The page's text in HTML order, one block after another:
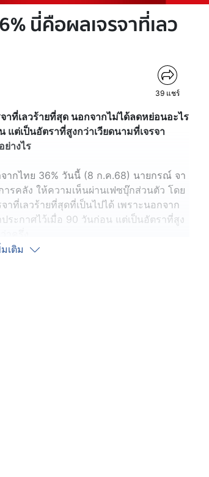
นี่คือผลเจรจาที่เลว
39 แชร์
าที่เลวร้ายที่สุด นอกจากไม่ได้ลดหย่อนอะไร
ต่เป็นอัตราที่สูงกว่าเวียดนามที่เจรจา
างไร
ากไทย 36% วันนี้ (8 ก.ค.68) นายกรณ์ จา
รคลัง ให้ความเห็นผ่านเฟซบุ๊กส่วนตัว โดย
าที่เลวร้ายที่สุดที่เป็นไปได้ เพราะนอกจาก
ระกาศไว้เมื่อ 90 วันก่อน แต่เป็นอัตราที่สูง
คนไทยจะเดือดร้อนหนักมาก อันดับที่สอง
เทศ หากเราเริ่มขาดดุลต่อเนื่อง ในขณะที่
เติม